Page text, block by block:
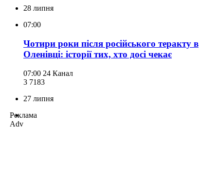
28 липня
07:00
Чотири роки після російського теракту в
Оленівці: історії тих, хто досі чекає
07:00 24 Канал
3 7183
27 липня
Реклама
Adv